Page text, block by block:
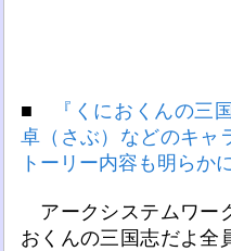
■
『くにおくんの三
卓（さぶ）などのキャ
トーリー内容も明らか
アークシステムワー
おくんの三国志だよ全